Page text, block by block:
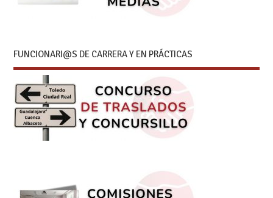
FUNCIONARI@S DE CARRERA Y EN PRÁCTICAS